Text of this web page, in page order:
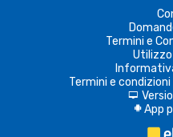
Termini e
Utilizzo
Termini e
d
A App